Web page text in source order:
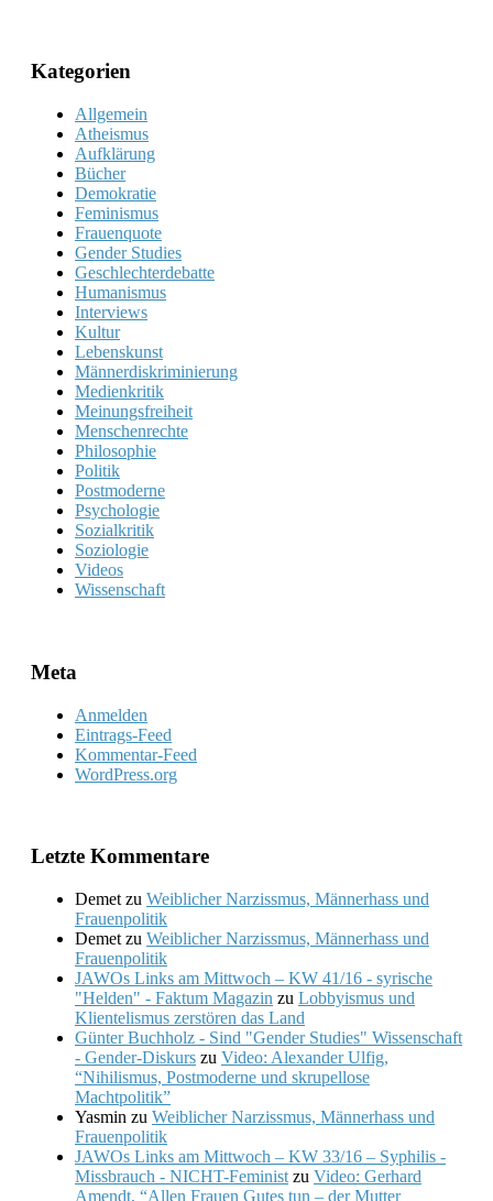
Kategorien
Allgemein
Atheismus
Aufklärung
Bücher
Demokratie
Feminismus
Frauenquote
Gender Studies
Geschlechterdebatte
Humanismus
Interviews
Kultur
Lebenskunst
Männerdiskriminierung
Medienkritik
Meinungsfreiheit
Menschenrechte
Philosophie
Politik
Postmoderne
Psychologie
Sozialkritik
Soziologie
Videos
Wissenschaft
Meta
Anmelden
Eintrags-Feed
Kommentar-Feed
WordPress.org
Letzte Kommentare
Demet zu Weiblicher Narzissmus, Männerhass und
Frauenpolitik
Demet zu Weiblicher Narzissmus, Männerhass und
Frauenpolitik
JAWOs Links am Mittwoch – KW 41/16 - syrische
"Helden" - Faktum Magazin zu Lobbyismus und
Klientelismus zerstören das Land
Günter Buchholz - Sind "Gender Studies" Wissenschaft
- Gender-Diskurs zu Video: Alexander Ulfig,
“Nihilismus, Postmoderne und skrupellose
Machtpolitik”
Yasmin zu Weiblicher Narzissmus, Männerhass und
Frauenpolitik
JAWOs Links am Mittwoch – KW 33/16 – Syphilis -
Missbrauch - NICHT-Feminist zu Video: Gerhard
Amendt, “Allen Frauen Gutes tun – der Mutter